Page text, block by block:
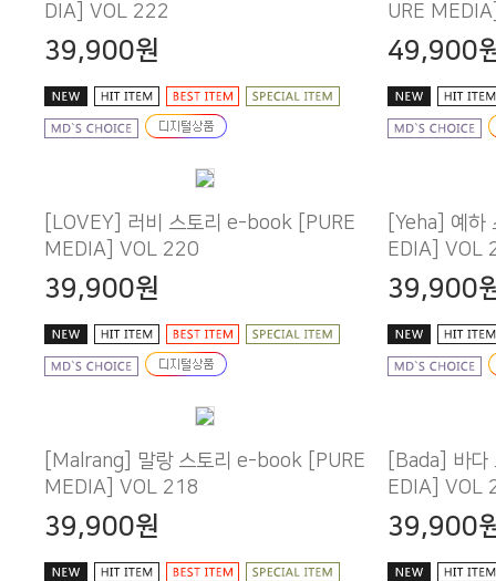
DIA] VOL 222
39,900원
URE
49,900
MEDIA] VOL 220
39,900원
EDIA] VOL
39,900
MEDIA] VOL 218
39,900원
EDIA] VOL
39,900